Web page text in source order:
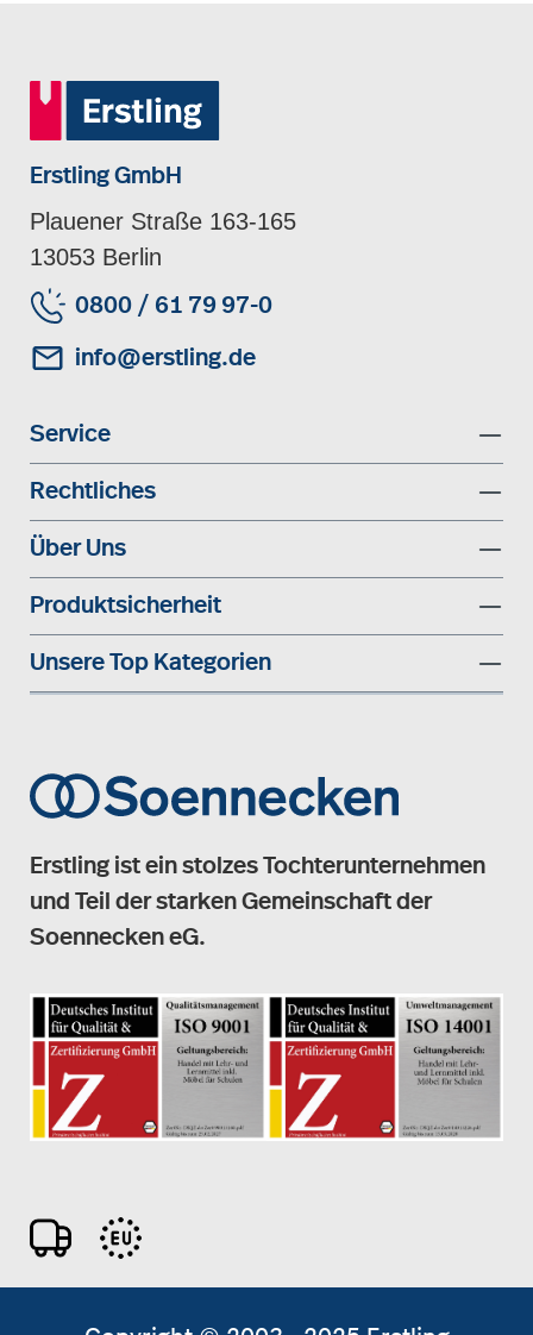
Erstling GmbH
Plauener Straße 163-165
13053 Berlin
0800 / 61 79 97-0
info@erstling.de
Service
Rechtliches
Über Uns
Produktsicherheit
Unsere Top Kategorien
Erstling ist ein stolzes Tochterunternehmen
und Teil der starken Gemeinschaft der
Soennecken eG.